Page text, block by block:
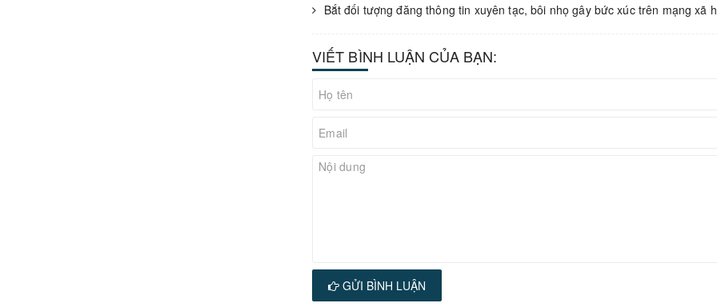
Bắt đối tượng đăng thông tin xuyên tạc, bôi nhọ gây bức xúc trên mạng xã
VIẾT BÌNH LUẬN CỦA BẠN:
GỬI BÌNH LUẬN